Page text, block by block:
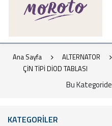
Ana Sayfa ALTERNATOR
ÇİN TİPİ DİOD TABLASI
Bu Kategoride
KATEGORİLER